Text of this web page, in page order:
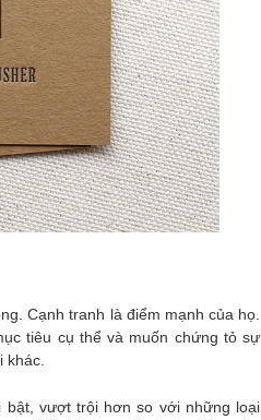
Cạnh tranh là điểm mạnh của họ.
tiêu cụ thể và muốn chứng tỏ sự
bật, vượt trội hơn so với những loại